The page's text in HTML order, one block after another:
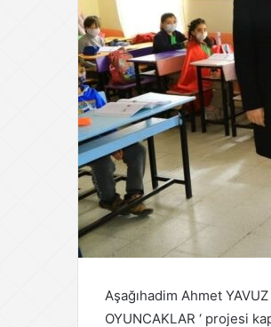
Aşağıhadim Ahmet
OYUNCAKLAR ‘ projesi